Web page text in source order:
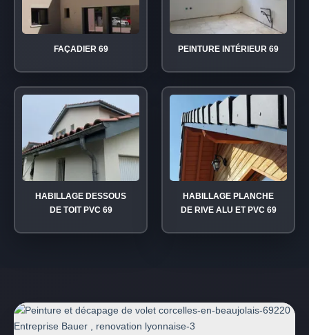
FAÇADIER 69 PEINTURE INTÉRIEUR 69
HABILLAGE DESSOUS
DE TOIT PVC 69
HABILLAGE PLANCHE
DE RIVE ALU ET PVC 69